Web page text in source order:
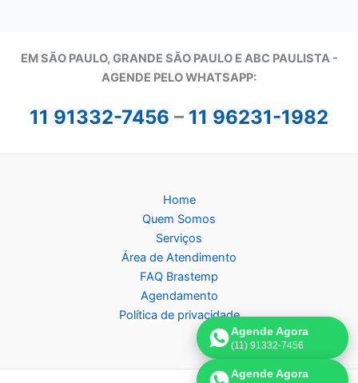
EM SÃO PAULO, GRANDE SÃO PAULO E ABC PAULISTA -
AGENDE PELO WHATSAPP:
11 91332-7456 – 11 96231-1982
Home
Quem Somos
Serviços
Área de Atendimento
FAQ Brastemp
Agendamento
Política de privacidade
Agende Agora
(11) 91332-7456
Agende Agora